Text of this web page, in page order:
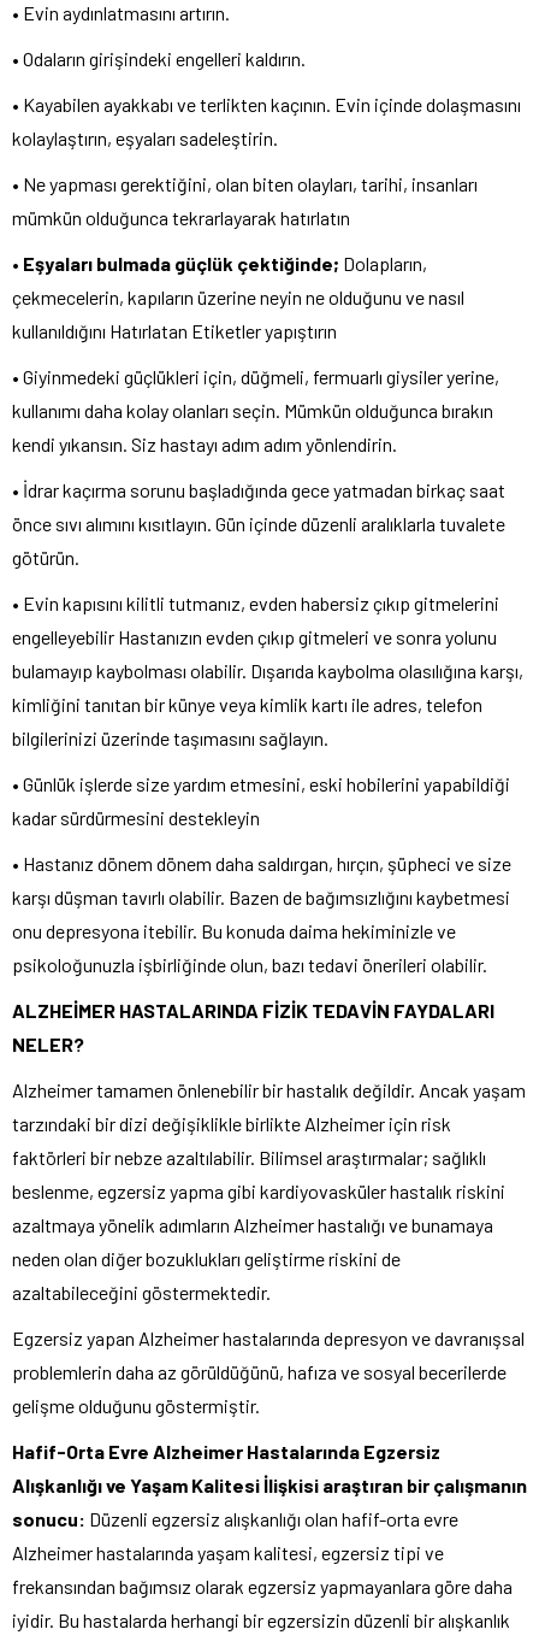
• Evin aydınlatmasını artırın.
• Odaların girişindeki engelleri kaldırın.
• Kayabilen ayakkabı ve terlikten kaçının. Evin içinde dolaşmasını
kolaylaştırın, eşyaları sadeleştirin.
• Ne yapması gerektiğini, olan biten olayları, tarihi, insanları
mümkün olduğunca tekrarlayarak hatırlatın
• Eşyaları bulmada güçlük çektiğinde; Dolapların,
çekmecelerin, kapıların üzerine neyin ne olduğunu ve nasıl
kullanıldığını Hatırlatan Etiketler yapıştırın
• Giyinmedeki güçlükleri için, düğmeli, fermuarlı giysiler yerine,
kullanımı daha kolay olanları seçin. Mümkün olduğunca bırakın
kendi yıkansın. Siz hastayı adım adım yönlendirin.
• İdrar kaçırma sorunu başladığında gece yatmadan birkaç saat
önce sıvı alımını kısıtlayın. Gün içinde düzenli aralıklarla tuvalete
götürün.
• Evin kapısını kilitli tutmanız, evden habersiz çıkıp gitmelerini
engelleyebilir Hastanızın evden çıkıp gitmeleri ve sonra yolunu
bulamayıp kaybolması olabilir. Dışarıda kaybolma olasılığına karşı,
kimliğini tanıtan bir künye veya kimlik kartı ile adres, telefon
bilgilerinizi üzerinde taşımasını sağlayın.
• Günlük işlerde size yardım etmesini, eski hobilerini yapabildiği
kadar sürdürmesini destekleyin
• Hastanız dönem dönem daha saldırgan, hırçın, şüpheci ve size
karşı düşman tavırlı olabilir. Bazen de bağımsızlığını kaybetmesi
onu depresyona itebilir. Bu konuda daima hekiminizle ve
psikoloğunuzla işbirliğinde olun, bazı tedavi önerileri olabilir.
ALZHEİMER HASTALARINDA FİZİK TEDAVİN FAYDALARI
NELER?
Alzheimer tamamen önlenebilir bir hastalık değildir. Ancak yaşam
tarzındaki bir dizi değişiklikle birlikte Alzheimer için risk
faktörleri bir nebze azaltılabilir. Bilimsel araştırmalar; sağlıklı
beslenme, egzersiz yapma gibi kardiyovasküler hastalık riskini
azaltmaya yönelik adımların Alzheimer hastalığı ve bunamaya
neden olan diğer bozuklukları geliştirme riskini de
azaltabileceğini göstermektedir.
Egzersiz yapan Alzheimer hastalarında depresyon ve davranışsal
problemlerin daha az görüldüğünü, hafıza ve sosyal becerilerde
gelişme olduğunu göstermiştir.
Hafif-Orta Evre Alzheimer Hastalarında Egzersiz
Alışkanlığı ve Yaşam Kalitesi İlişkisi araştıran bir çalışmanın
sonucu: Düzenli egzersiz alışkanlığı olan hafif-orta evre
Alzheimer hastalarında yaşam kalitesi, egzersiz tipi ve
frekansından bağımsız olarak egzersiz yapmayanlara göre daha
iyidir. Bu hastalarda herhangi bir egzersizin düzenli bir alışkanlık